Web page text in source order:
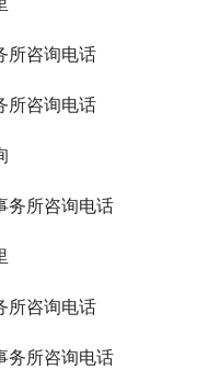
所咨询电话
所咨询电话
务所咨询电话
所咨询电话
务所咨询电话